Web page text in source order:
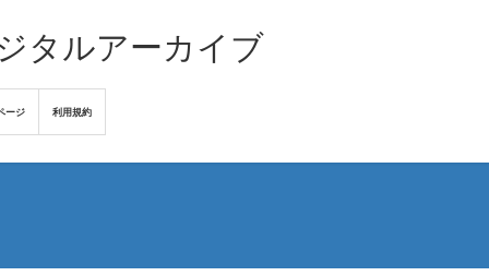
タルアーカイブ
ージ 利用規約